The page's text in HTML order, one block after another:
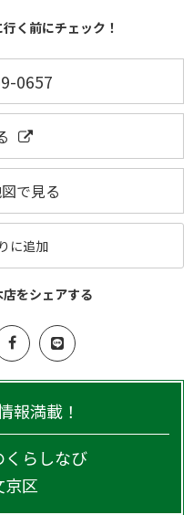
く前にチェック！
0657
で見る
に追加
をシェアする
報満載！
くらしなび
京区